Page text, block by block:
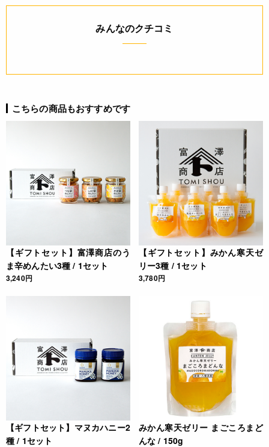
みんなのクチコミ
こちらの商品もおすすめです
【ギフトセット】富澤商店のう
ま辛めんたい3種 / 1セット
3,240円
【ギフトセット】みかん寒天ゼ
リー3種 / 1セット
3,780円
【ギフトセット】マヌカハニー2
種 / 1セット
みかん寒天ゼリー まごころまど
んな / 150g